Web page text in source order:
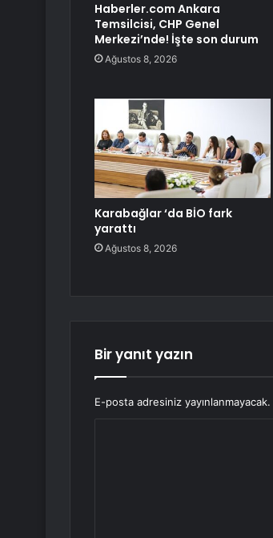
Haberler.com Ankara
Temsilcisi, CHP Genel
Merkezi’nde! İşte son durum
Ağustos 8, 2026
Karabağlar ‘da BİO fark
yarattı
Ağustos 8, 2026
Bir yanıt yazın
E-posta adresiniz yayınlanmayacak.